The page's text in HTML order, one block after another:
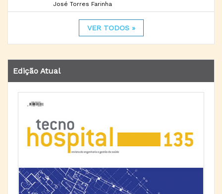
José Torres Farinha
VER TODOS »
Edição Atual